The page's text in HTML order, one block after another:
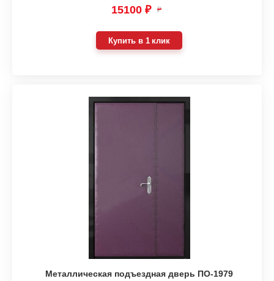
15100 ₽ ₽
Купить в 1 клик
Металлическая подъездная дверь ПО-1979